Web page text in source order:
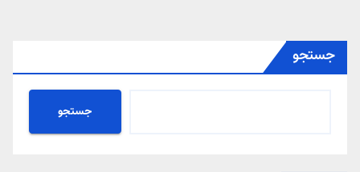
جستجو
جستجو